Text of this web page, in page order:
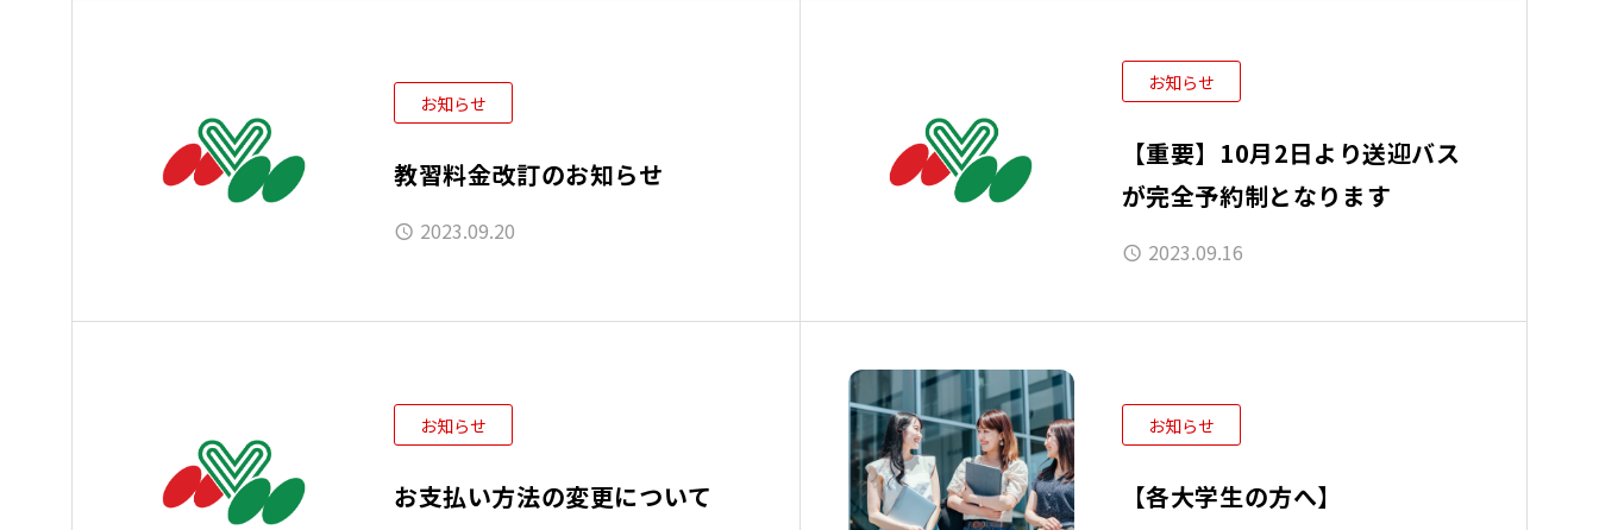
お知らせ
教習料金改訂のお知らせ
2023.09.20
お知らせ
【重要】10月2日より送迎バス
が完全予約制となります
2023.09.16
お知らせ
お支払い方法の変更について
お知らせ
【各大学生の方へ】